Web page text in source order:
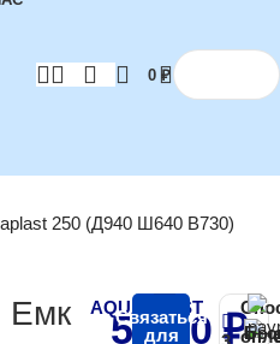
0 ₽
250 (Д940 Ш640 В730)
Емк
AQUAPLAST
5 500₽
Связаться
для